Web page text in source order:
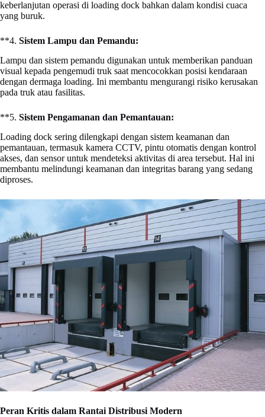
keberlanjutan operasi di loading dock bahkan dalam kondisi cuaca
yang buruk.
**4. Sistem Lampu dan Pemandu:
Lampu dan sistem pemandu digunakan untuk memberikan panduan
visual kepada pengemudi truk saat mencocokkan posisi kendaraan
dengan dermaga loading. Ini membantu mengurangi risiko kerusakan
pada truk atau fasilitas.
**5. Sistem Pengamanan dan Pemantauan:
Loading dock sering dilengkapi dengan sistem keamanan dan
pemantauan, termasuk kamera CCTV, pintu otomatis dengan kontrol
akses, dan sensor untuk mendeteksi aktivitas di area tersebut. Hal ini
membantu melindungi keamanan dan integritas barang yang sedang
diproses.
Peran Kritis dalam Rantai Distribusi Modern